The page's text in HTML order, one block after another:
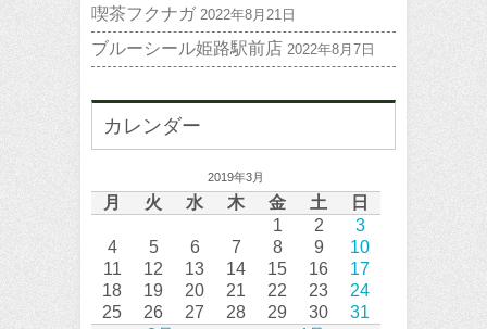
喫茶フクナガ 2022年8月21日
ブルーシール姫路駅前店 2022年8月7日
カレンダー
2019年3月
月 火 水 木 金 土 日
1 2
3
4
5 6 7 8 9
10
11
12 13 14 15 16
17
18
19 20 21 22 23
24
25
26 27 28 29 30 31